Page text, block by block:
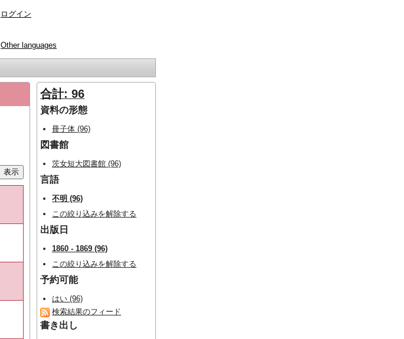
ログイン
Other languages
合計: 96
資料の形態
冊子体 (96)
図書館
茨女短大図書館 (96)
言語
不明 (96)
この絞り込みを解除する
出版日
1860 - 1869 (96)
この絞り込みを解除する
予約可能
はい (96)
検索結果のフィード
書き出し